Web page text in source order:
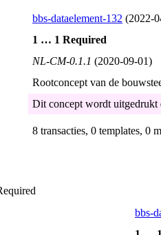
bbs-dataelement-132
1 … 1 Required
NL-CM-0.1.1 (2020‑09‑01)
Rootconcept van de
Dit concept wordt uitgedrukt
8 transacties, 0 templates, 0
bbs-